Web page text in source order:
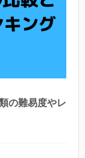
の難易度やレ